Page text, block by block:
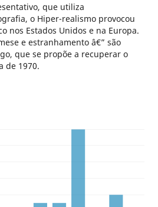
que utiliza
o Hiper-realismo provocou
nos Estados Unidos e na Europa.
e estranhamento â€” são
que se propõe a recuperar o
de 1970.